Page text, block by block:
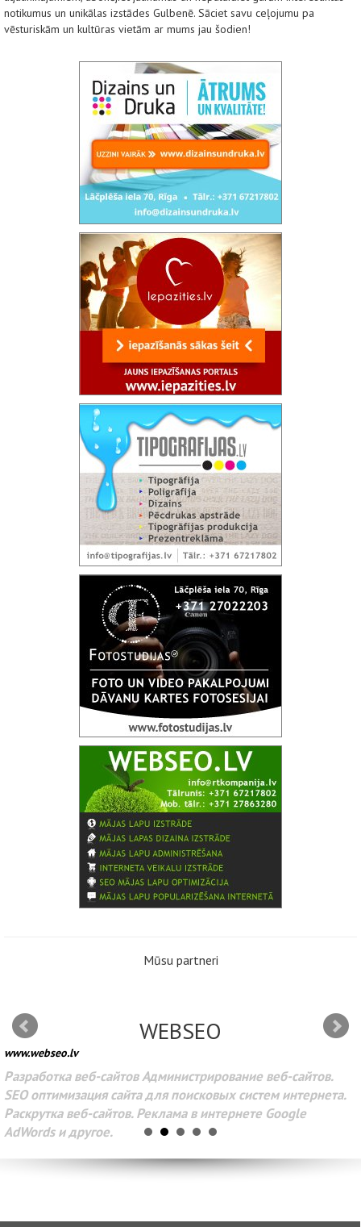
notikumus un unikālas izstādes Gulbenē. Sāciet savu ceļojumu pa
vēsturiskām un kultūras vietām ar mums jau šodien!
Mūsu partneri
WEBSEO
www.webseo.lv
Разработка веб-сайтов Администрирование веб-сайтов.
SEO оптимизация сайта для поисковых систем интернета.
Раскрутка веб-сайтов. Реклама в интернете Google
AdWords и другое.